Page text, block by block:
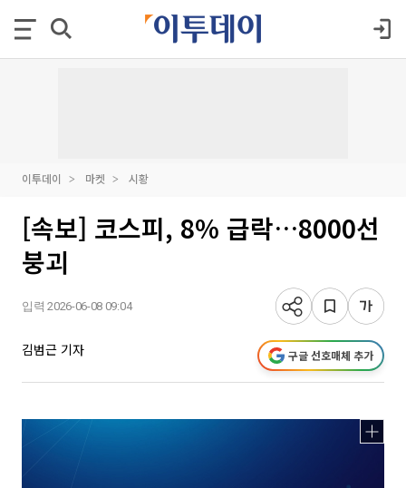
이투데이 마켓 시황
[속보] 코스피, 8% 급락…8000선
붕괴
입력 2026-06-08 09:04
김범근 기자 구글 선호매체 추가